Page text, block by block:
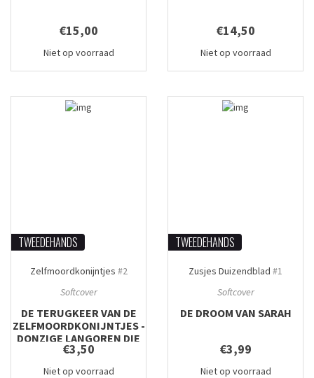
€15,00
Niet op voorraad
€14,50
Niet op voorraad
TWEEDEHANDS
Zelfmoordkonijntjes #2
Softcover
DE TERUGKEER VAN DE
ZELFMOORDKONIJNTJES -
DONZIGE LANGOREN DIE
HET LEVEN NOG STEEDS
€3,50
Niet op voorraad
TWEEDEHANDS
Zusjes Duizendblad #1
Softcover
DE DROOM VAN SARAH
€3,99
Niet op voorraad